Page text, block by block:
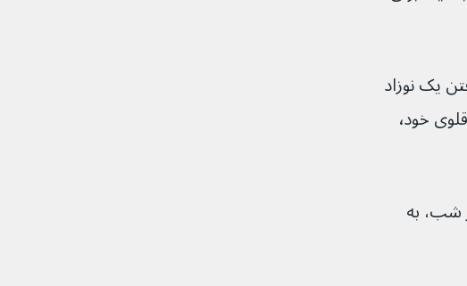
یک نوزاد
شب، به